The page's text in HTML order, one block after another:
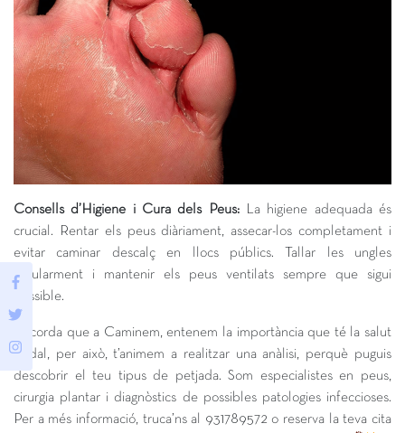
Consells d’Higiene i Cura dels Peus:La higiene adequada és
crucial. Rentar els peus diàriament, assecar-los completament i
evitar caminar descalç en llocs públics. Tallar les ungles
regularment i mantenir els peus ventilats sempre que sigui
possible.
Recorda que a Caminem, entenem la importància que té la salut
podal, per això, t’animem a realitzar una anàlisi, perquè puguis
descobrir el teu tipus de petjada. Som especialistes en peus,
cirurgia plantar i diagnòstics de possibles patologies infeccioses.
Per a més informació, truca’ns al 931789572 o reserva la teva cita